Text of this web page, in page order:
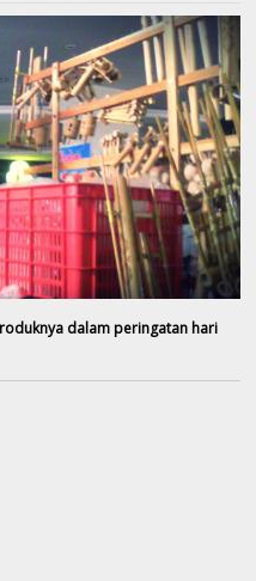
dalam peringatan hari